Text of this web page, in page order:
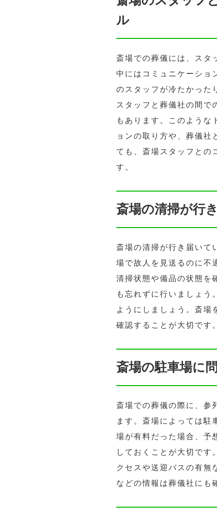
ル
斎場での葬儀には、スタ
中にはコミュニケーショ
のスタッフが冷たかった
スタッフと葬儀社の間で
もあります。このような
ョンの取り方や、葬儀
ても、斎場スタッフとの
す。
斎場の清掃が行
斎場の清掃が行き届いて
場で故人を見送るのに不
清掃状態や備品の状態を
も忘れずに行いましょう
ようにしましょう。斎場
確認することが大切です
斎場の駐車場に
斎場での葬儀の際に、参
ます。斎場によっては駐
場が有料だった場合、予
しておくことが大切です
クセスや送迎バスの有無
などの情報は葬儀社にも